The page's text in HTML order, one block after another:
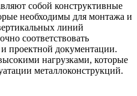
собой конструктивные
необходимы для монтажа и
линий
соответствовать
и проектной документации.
нагрузками, которые
металлоконструкций.